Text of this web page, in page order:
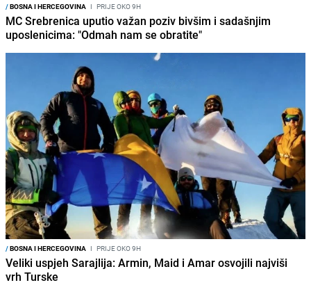
/BOSNA I HERCEGOVINA I PRIJE OKO 9H
MC Srebrenica uputio važan poziv bivšim i sadašnjim
uposlenicima: "Odmah nam se obratite"
/BOSNA I HERCEGOVINA I PRIJE OKO 9H
Veliki uspjeh Sarajlija: Armin, Maid i Amar osvojili najviši
vrh Turske